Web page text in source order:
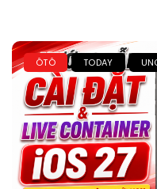
ÔTÔ TODAY